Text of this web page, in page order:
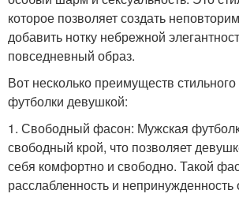
которое позволяет создать
добавить нотку небрежной
повседневный образ.
Вот несколько преимуществ
футболки девушкой:
1. Свободный фасон: Мужская
свободный крой, что позволяет
себя комфортно и свободно. Такой
расслабленность и непринужденность